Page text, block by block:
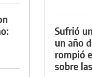
Sufrió
un año
rompió
sobre